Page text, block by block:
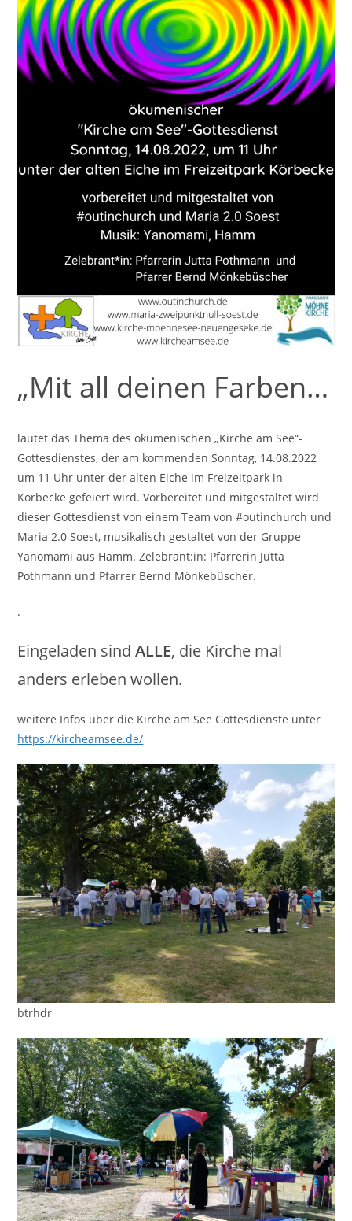
„Mit all deinen Farben…
lautet das Thema des ökumenischen „Kirche am See“-
Gottesdienstes, der am kommenden Sonntag, 14.08.2022
um 11 Uhr unter der alten Eiche im Freizeitpark in
Körbecke gefeiert wird. Vorbereitet und mitgestaltet wird
dieser Gottesdienst von einem Team von #outinchurch und
Maria 2.0 Soest, musikalisch gestaltet von der Gruppe
Yanomami aus Hamm. Zelebrant:in: Pfarrerin Jutta
Pothmann und Pfarrer Bernd Mönkebüscher.
.
Eingeladen sindALLE, die Kirche mal
anders erleben wollen.
weitere Infos über die Kirche am See Gottesdienste unter
https://kircheamsee.de/
btrhdr